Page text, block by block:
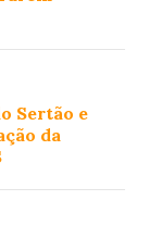
Sertão e
da